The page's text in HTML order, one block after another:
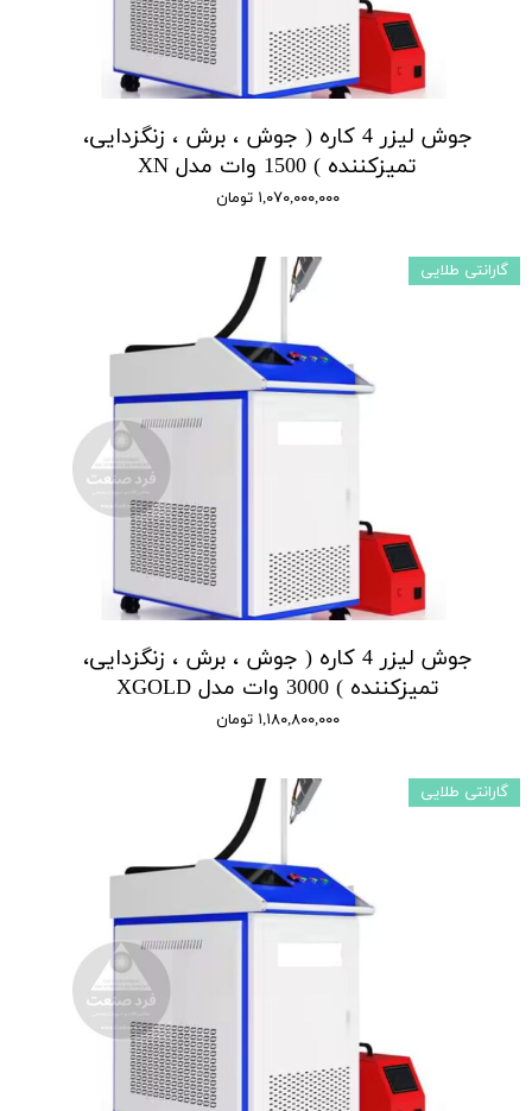
جوش لیزر 4 کاره ( جوش ، برش ، زنگزدایی،
تمیزکننده ) 1500 وات مدل XN
۱,۰۷۰,۰۰۰,۰۰۰ تومان
جوش لیزر 4 کاره ( جوش ، برش ، زنگزدایی،
تمیزکننده ) 3000 وات مدل XGOLD
۱,۱۸۰,۸۰۰,۰۰۰ تومان
گارانتی طلایی
گارانتی طلایی